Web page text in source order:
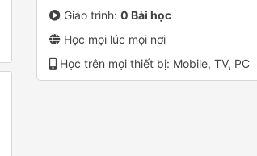
Giáo trình: 0 Bài học
Học mọi lúc mọi nơi
Học trên mọi thiết bị: Mobile, TV, PC